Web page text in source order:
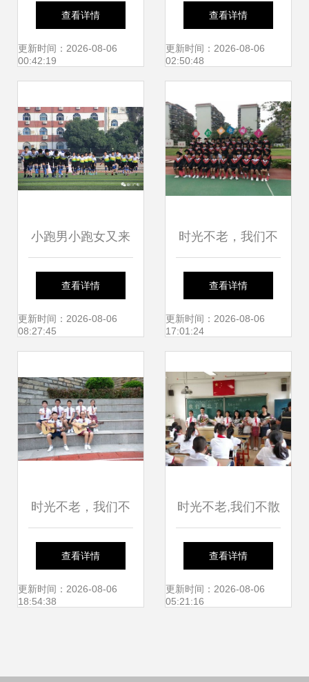
编顶岗教师招聘公
告
查看详情
更新时间：2026-08-06
00:42:19
散——记厦门市仙
岳小学六年级
查看详情
更新时间：2026-08-06
02:50:48
小跑男小跑女又来
啦！厦门市仙岳小
学活力四射，你最
查看详情
更新时间：2026-08-06
08:27:45
时光不老，我们不
散——记厦门市仙
岳小学六年
查看详情
更新时间：2026-08-06
17:01:24
时光不老，我们不
散——记厦门市仙
岳小学六年时光
查看详情
更新时间：2026-08-06
18:54:38
时光不老,我们不散
——记厦门市仙岳
小学六年
查看详情
更新时间：2026-08-06
05:21:16